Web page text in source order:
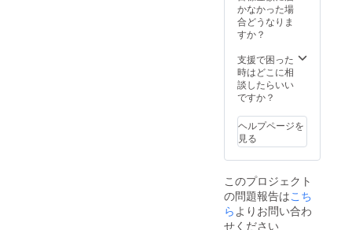
私が描
く鬼は
心の弱
ルさ。
その鬼
が暴れ
たり、
りしま
わぬよ
め、笑
う鬼が
心に増
えるこ
れば撮
影も可
日撮影
券は１
０００
０円に
なりま
す。
ルさ。
その鬼
嫉んだ
りしま
わぬよ
う、鬼
し、静
う鬼が
心に増
えるこ
とを願
い発信
してい
ます。
の好き
な写真
ドでき
ます。
イベン
ト当日
時半か
【関門
キャン
nightも
同時開
催】 幻
想的な
ンロー
ドでき
ト当日
の１７
時半か
らは
キャン
ドル
nightも
同時開
想的な
世界を
更に楽
しめま
アにつ
いて
は、お
み後に
Aアッ
プ B
ハーフ
プ C編
み込み
アレン
ジ の
ら選ん
でいた
だけま
す。 お
かなかった場
合どうなりま
すか？
支援で困った
時はどこに相
談したらいい
ですか？
ヘルプページを
見る
このプロジェクト
の問題報告はこち
らよりお問い合わ
せください